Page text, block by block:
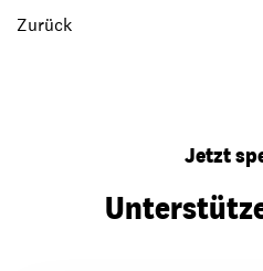
Zurück
Jetzt